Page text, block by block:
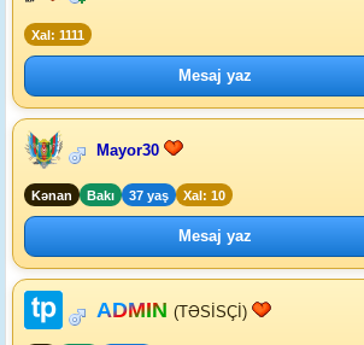
Xal: 1111
Mesaj yaz
Mayor30
Kənan Bakı 37 yaş Xal: 10
Mesaj yaz
ADMIN (TƏSİSÇİ)